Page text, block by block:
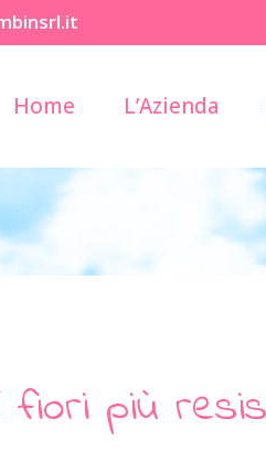
Home L’Azienda
più